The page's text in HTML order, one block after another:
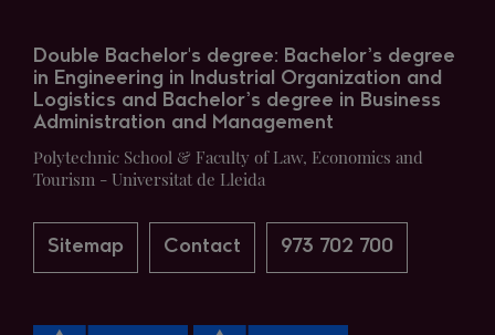
Double Bachelor's degree: Bachelor’s degree
in Engineering in Industrial Organization and
Logistics and Bachelor’s degree in Business
Administration and Management
Polytechnic School & Faculty of Law, Economics and
Tourism - Universitat de Lleida
Sitemap Contact 973 702 700